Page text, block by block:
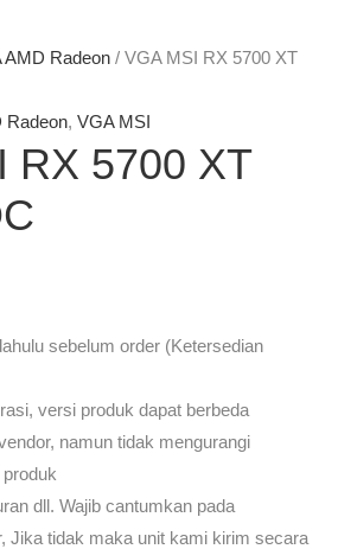
AMD Radeon / VGA MSI RX 5700 XT
Radeon,VGA MSI
RX 5700 XT
sebelum order (Ketersedian
versi produk dapat berbeda
namun tidak mengurangi
dll. Wajib cantumkan pada
Jika tidak maka unit kami kirim secara